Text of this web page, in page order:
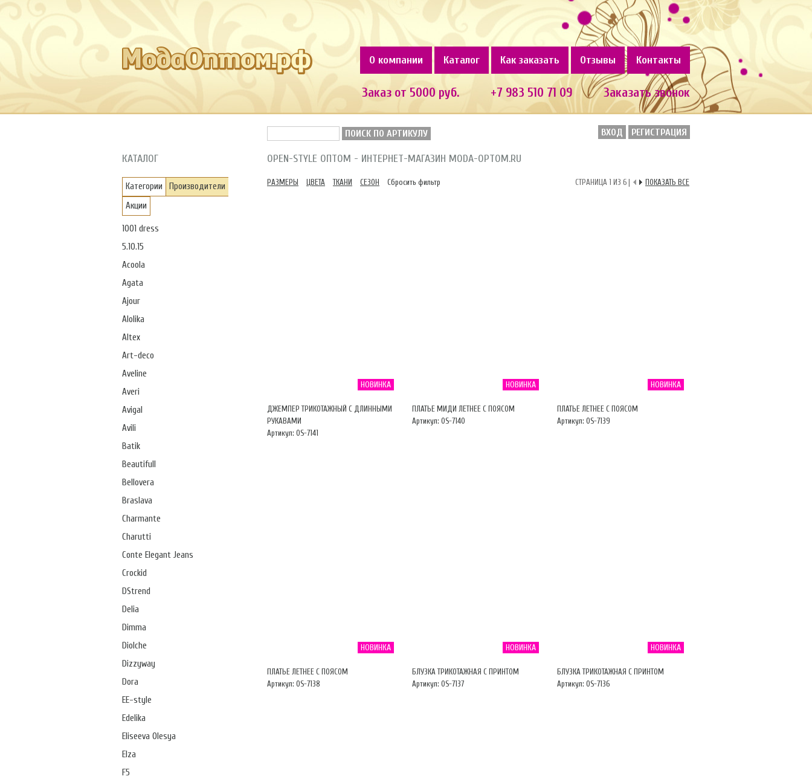
О компании Каталог Как заказать Отзывы Контакты
Заказ от 5000 руб. +7 983 510 71 09 Заказать звонок
ПОИСК ПО АРТИКУЛУ ВХОД РЕГИСТРАЦИЯ
КАТАЛОГ
Категории
Производители
Акции
1001 dress
5.10.15
Acoola
Agata
Ajour
Alolika
Altex
Art-deco
Aveline
Averi
Avigal
Avili
Batik
Beautifull
Bellovera
Braslava
Charmante
Charutti
Conte Elegant Jeans
Crockid
DStrend
Delia
Dimma
Diolche
Dizzyway
Dora
EE-style
Edelika
Eliseeva Olesya
Elza
F5
OPEN-STYLE ОПТОМ - ИНТЕРНЕТ-МАГАЗИН MODA-OPTOM.RU
РАЗМЕРЫ ЦВЕТА ТКАНИ СЕЗОН Сбросить фильтр СТРАНИЦА 1 ИЗ 6 | ПОКАЗАТЬ ВСЕ
НОВИНКА
ДЖЕМПЕР ТРИКОТАЖНЫЙ С ДЛИННЫМИ
РУКАВАМИ
Артикул: OS-7141
НОВИНКА
ПЛАТЬЕ МИДИ ЛЕТНЕЕ С ПОЯСОМ
Артикул: OS-7140
НОВИНКА
ПЛАТЬЕ ЛЕТНЕЕ С ПОЯСОМ
Артикул: OS-7139
НОВИНКА
ПЛАТЬЕ ЛЕТНЕЕ С ПОЯСОМ
Артикул: OS-7138
НОВИНКА
БЛУЗКА ТРИКОТАЖНАЯ С ПРИНТОМ
Артикул: OS-7137
НОВИНКА
БЛУЗКА ТРИКОТАЖНАЯ С ПРИНТОМ
Артикул: OS-7136